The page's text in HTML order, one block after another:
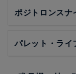
ポジトロンスナ
パレット・ライ